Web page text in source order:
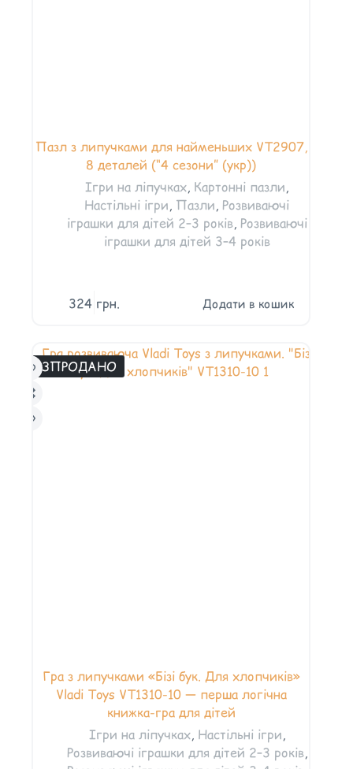
Пазл з липучками для найменьших VT2907,
8 деталей (“4 сезони” (укр))
Ігри на ліпучках, Картонні пазли,
Настільні ігри, Пазли, Розвиваючі
іграшки для дітей 2–3 років, Розвиваючі
іграшки для дітей 3–4 років
324 грн. Додати в кошик
РОЗПРОДАНО
Гра з липучками «Бізі бук. Для хлопчиків»
Vladi Toys VT1310-10 — перша логічна
книжка-гра для дітей
Ігри на ліпучках, Настільні ігри,
Розвиваючі іграшки для дітей 2–3 років,